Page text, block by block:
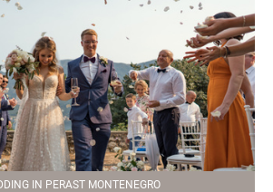
IN PERAST MONTENEGRO